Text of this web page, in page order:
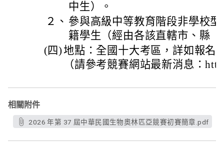
中生）。
２、 參與高級中等教育階段非學校
籍學生（經由各該直轄市、縣
(四)地點：全國十大考區，詳如報名
（請參考競賽網站最新消息：
相關附件
2026 年第 37 屆中華民國生物奧林匹亞競賽初賽簡章.pdf